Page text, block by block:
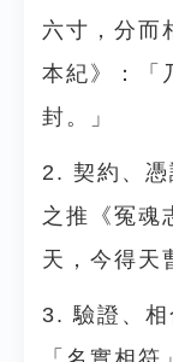
六寸，分而
本紀》：「
封。」
2. 契約、
之推《冤魂
天，今得天
3. 驗證、相